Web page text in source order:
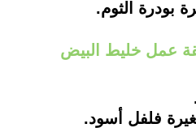
عمل خليط البيض
فلفل أسود.